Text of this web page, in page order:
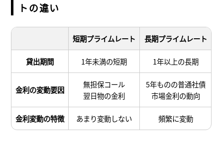
トの違い
短期プライムレート 長期プライムレート
貸出期間 1年未満の短期 1年以上の長期
金利の変動要因
無担保コール
翌日物の金利
5年ものの普通社債
市場金利の動向
金利変動の特徴 あまり変動しない 頻繁に変動